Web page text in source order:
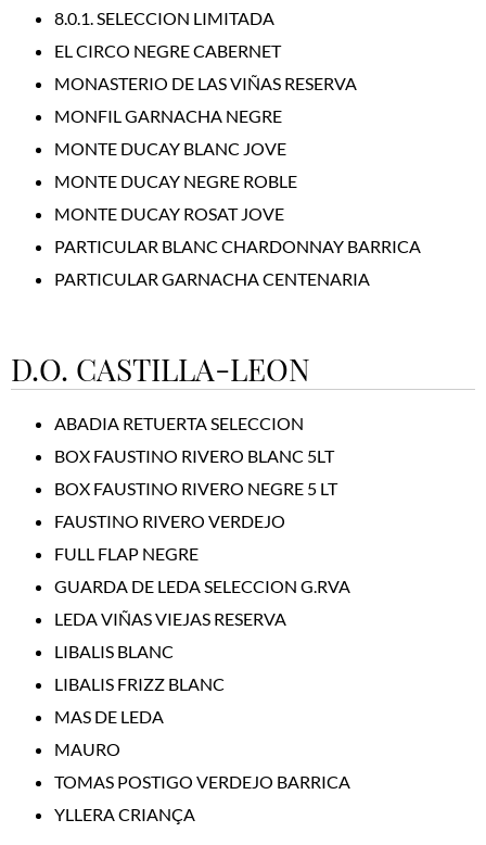
8.0.1. SELECCION LIMITADA
EL CIRCO NEGRE CABERNET
MONASTERIO DE LAS VIÑAS RESERVA
MONFIL GARNACHA NEGRE
MONTE DUCAY BLANC JOVE
MONTE DUCAY NEGRE ROBLE
MONTE DUCAY ROSAT JOVE
PARTICULAR BLANC CHARDONNAY BARRICA
PARTICULAR GARNACHA CENTENARIA
D.O. CASTILLA-LEON
ABADIA RETUERTA SELECCION
BOX FAUSTINO RIVERO BLANC 5LT
BOX FAUSTINO RIVERO NEGRE 5 LT
FAUSTINO RIVERO VERDEJO
FULL FLAP NEGRE
GUARDA DE LEDA SELECCION G.RVA
LEDA VIÑAS VIEJAS RESERVA
LIBALIS BLANC
LIBALIS FRIZZ BLANC
MAS DE LEDA
MAURO
TOMAS POSTIGO VERDEJO BARRICA
YLLERA CRIANÇA